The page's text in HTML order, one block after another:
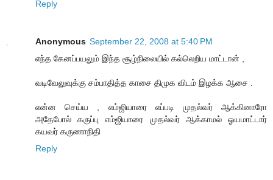
Reply
Anonymous September 22, 2008 at 5:40 PM
எந்த கேனப்பயலும் இந்த சூழ்நிலையில் கல்லெறிய மாட்டான் ,
வடிவேலுவுக்கு சம்பாதித்த காசை திமுக விடம் இழக்க ஆசை .
என்ன செய்ய , எம்ஜியாரை எப்படி முதல்வர் ஆக்கினாரோ
அதேபோல் கருப்பு எம்ஜியாரை முதல்வர் ஆக்காமல் ஓயமாட்டார்
கயவர் கருணாநிதி
Reply